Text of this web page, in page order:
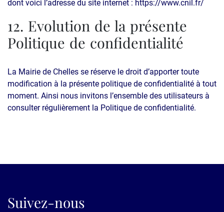
dont voici l’adresse du site internet : https://www.cnil.fr/
12. Evolution de la présente
Politique de confidentialité
La Mairie de Chelles se réserve le droit d’apporter toute
modification à la présente politique de confidentialité à tout
moment. Ainsi nous invitons l’ensemble des utilisateurs à
consulter régulièrement la Politique de confidentialité.
Suivez-nous